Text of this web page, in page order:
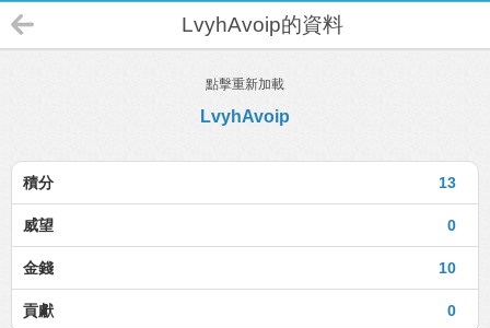
LvyhAvoip的資料
點擊重新加載
LvyhAvoip
13
積分
0
威望
10
金錢
0
貢獻